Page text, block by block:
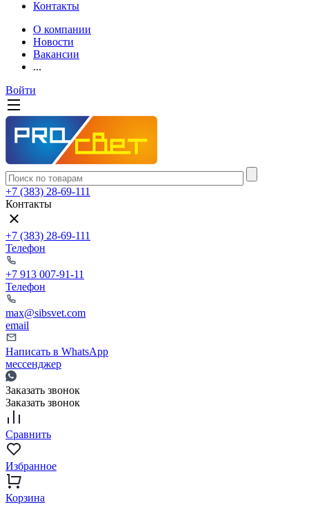
Контакты
О компании
Новости
Вакансии
...
Войти
+7 (383) 28-69-111
Контакты
+7 (383) 28-69-111
Телефон
+7 913 007-91-11
Телефон
max@sibsvet.com
email
Написать в WhatsApp
мессенджер
Заказать звонок
Заказать звонок
Сравнить
Избранное
Корзина